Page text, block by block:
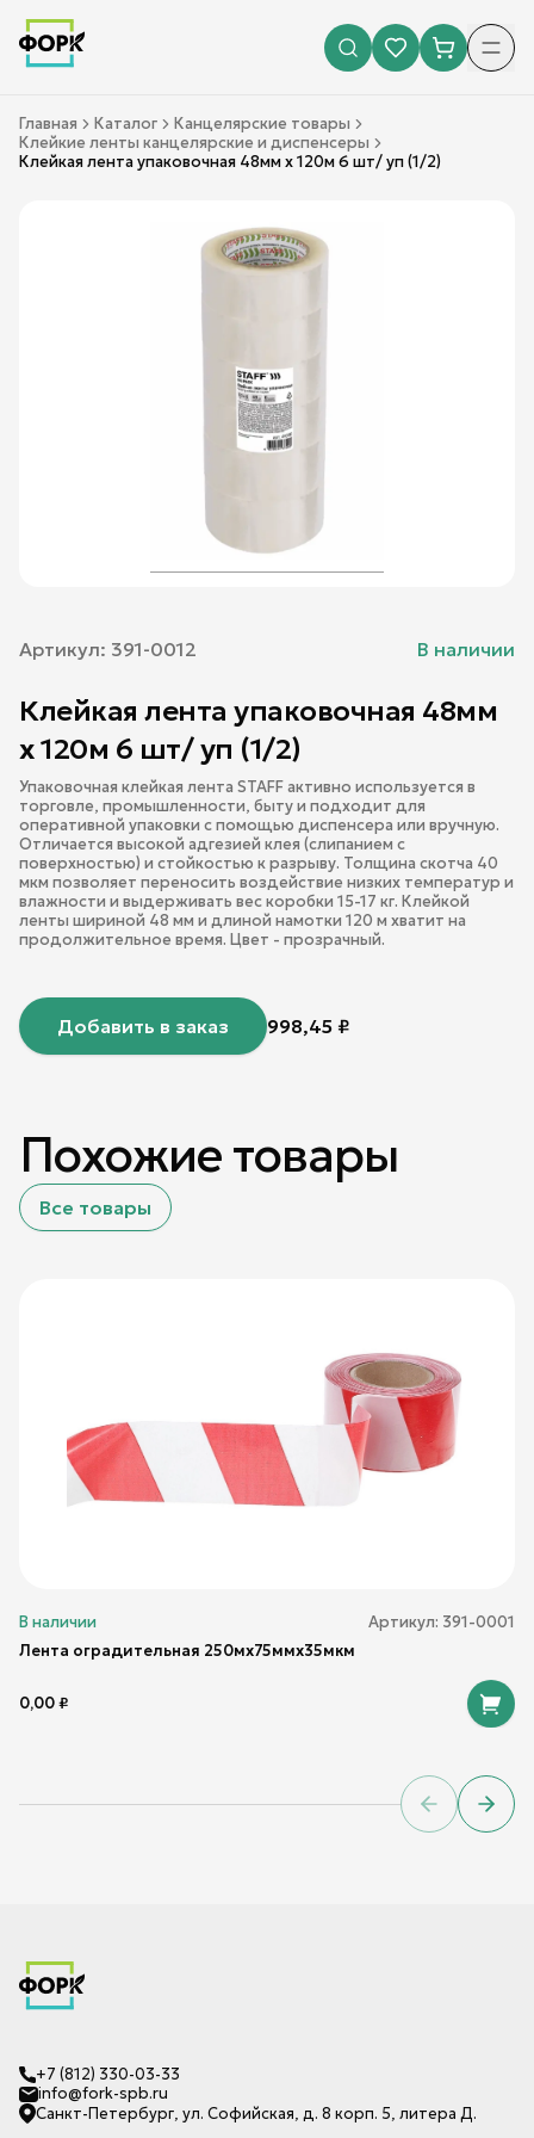
Главная Каталог
Канцелярские товары
Клейкие ленты канцелярские и диспенсеры
Клейкая лента упаковочная 48мм х 120м 6 шт/ уп (1/2)
Артикул: 391-0012 В наличии
Клейкая лента упаковочная 48мм
х 120м 6 шт/ уп (1/2)
Упаковочная клейкая лента STAFF активно используется в
торговле, промышленности, быту и подходит для
оперативной упаковки с помощью диспенсера или вручную.
Отличается высокой адгезией клея (слипанием с
поверхностью) и стойкостью к разрыву. Толщина скотча 40
мкм позволяет переносить воздействие низких температур и
влажности и выдерживать вес коробки 15-17 кг. Клейкой
ленты шириной 48 мм и длиной намотки 120 м хватит на
продолжительное время. Цвет - прозрачный.
Добавить в заказ 998,45 ₽
Похожие товары
Все товары
В наличии Артикул: 391-0001
Лента оградительная 250мх75ммх35мкм
0,00₽
Previous
Next
+7 (812) 330-03-33
info@fork-spb.ru
Санкт-Петербург, ул. Софийская, д. 8 корп. 5, литера Д.